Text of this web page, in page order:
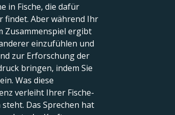
in Fische, die dafür
findet. Aber während Ihr
Zusammenspiel ergibt
einzufühlen und
zur Erforschung der
bringen, indem Sie
Was diese
verleiht Ihrer Fische-
Das Sprechen hat